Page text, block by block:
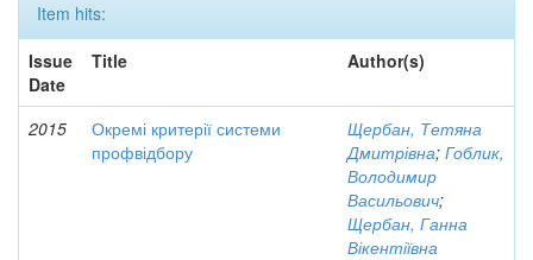
Item hits:
Issue
Date
Title Author(s)
2015
Окремі критерії системи
профвідбору
Щербан, Тетяна
Дмитрівна; Гоблик,
Володимир
Васильович;
Щербан, Ганна
Вікентіївна